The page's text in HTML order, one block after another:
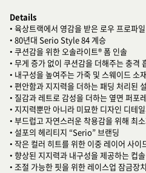
Details
• 육상트랙에서 영감을 받은 로우 프로파
• 80년대 Serio Style 84 계승
• 쿠션감을 위한 오솔라이트® 폼 인솔
• 무게 증가 없이 쿠션감을 더해주는 충격
• 내구성을 높여주는 가죽 및 스웨이드 소
• 편안함과 지지력을 더하는 패딩 처리된
• 질감과 레트로 감성을 더하는 옆면 퍼포
• 지지력뿐만 아니라 미묘한 디자인 디테
• 부드럽고 자연스러운 착용감을 위해 최
• 설포의 헤리티지 “Serio” 브랜딩
• 작은 컬러 히트를 위한 이중 레이어 사
• 향상된 지지력과 내구성을 제공하는 컵
• 조절 가능한 핏을 위한 레이스업 잠금장치